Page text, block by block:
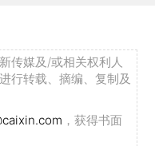
传媒及/或相关权利人
行转载、摘编、复制及
，获得书面